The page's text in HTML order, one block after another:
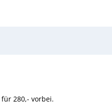
280,- vorbei.